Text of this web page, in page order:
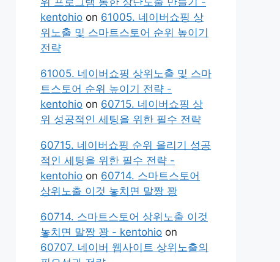
kentohio on 61005. 네이버쇼핑 상
위노출 및 스마트스토어 순위 높이기
전략
61005. 네이버쇼핑 상위노출 및 스마
트스토어 순위 높이기 전략 -
kentohio on 60715. 네이버쇼핑 상
위 성공적인 세팅을 위한 필수 전략
60715. 네이버쇼핑 순위 올리기 성공
적인 세팅을 위한 필수 전략 -
kentohio on 60714. 스마트스토어
상위노출 이것 놓치면 말짱 꽝
60714. 스마트스토어 상위노출 이것
놓치면 말짱 꽝 - kentohio on
60707. 네이버 웹사이트 상위노출의